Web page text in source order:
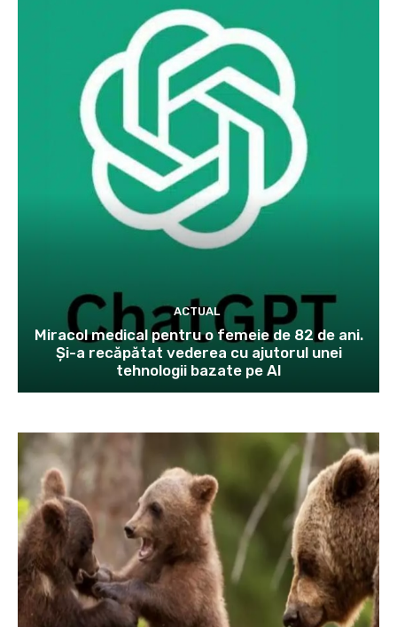
ACTUAL
Miracol medical pentru o femeie de 82 de ani.
Și-a recăpătat vederea cu ajutorul unei
tehnologii bazate pe AI